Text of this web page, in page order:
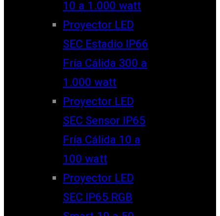
10 a 1.000 watt
Proyector LED
SEC Estadio IP66
Fría Cálida 300 a
1.000 watt
Proyector LED
SEC Sensor IP65
Fría Cálida 10 a
100 watt
Proyector LED
SEC IP65 RGB